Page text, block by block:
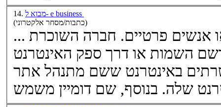
14.
מבוא ל- e business
(כתבות/מסחר אלקטרוני)
... לשימושה של חברה, אירגונים או אנשים פרטיים. חברה השוכרת
השמות או דרך ספק האינטרנט
באינטרנט ששם מתנהל אתר